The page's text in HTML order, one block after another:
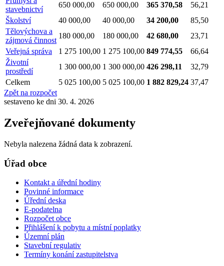
stavebnictví
650 000,00 650 000,00 365 370,58
56,21
Školství
40 000,00 40 000,00 34 200,00
85,50
Tělovýchova a
zájmová činnost
180 000,00 180 000,00 42 680,00
23,71
Veřejná správa
1 275 100,00 1 275 100,00 849 774,55
66,64
Životní
prostředí
1 300 000,00 1 300 000,00 426 298,11
32,79
Celkem
5 025 100,00 5 025 100,00 1 882 829,24 37,47
Zpět na rozpočet
sestaveno ke dni 30. 4. 2026
Zveřejňované dokumenty
Nebyla nalezena žádná data k zobrazení.
Úřad obce
Kontakt a úřední hodiny
Povinné informace
Úřední deska
E-podatelna
Rozpočet obce
Přihlášení k pobytu a místní poplatky
Územní plán
Stavební regulativ
Termíny konání zastupitelstva